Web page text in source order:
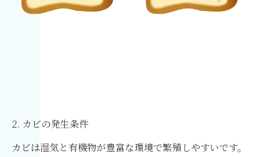
2. カビの発生条件
カビは湿気と有機物が豊富な環境で繁殖しやすいです。